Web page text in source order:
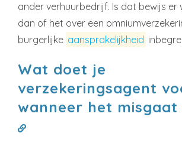
ander verhuurbedrijf. Is dat bewijs er
dan of het over een
burgerlijke aansprakelijkheid
Wat doet je
verzekeringsagent
wanneer het misgaat